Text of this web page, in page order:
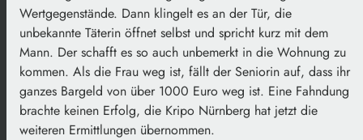
Wertgegenstände. Dann klingelt es an der Tür, die
unbekannte Täterin öffnet selbst und spricht kurz mit dem
Mann. Der schafft es so auch unbemerkt in die Wohnung zu
kommen. Als die Frau weg ist, fällt der Seniorin auf, dass ihr
ganzes Bargeld von über 1000 Euro weg ist. Eine Fahndung
brachte keinen Erfolg, die Kripo Nürnberg hat jetzt die
weiteren Ermittlungen übernommen.